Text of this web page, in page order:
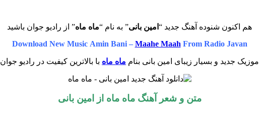
هم اکنون شنوده آهنگ جدید “ امین بانی” به نام “ماه ماه” از رادیو جوان باشید
Download New Music Amin Bani – Maahe Maah From Radio Javan
موزیک جدید و بسیار زیبای امین بانی بنام ماه ماه با بالاترین کیفیت در رادیو جوان
متن و شعر آهنگماه ماه از امین بانی